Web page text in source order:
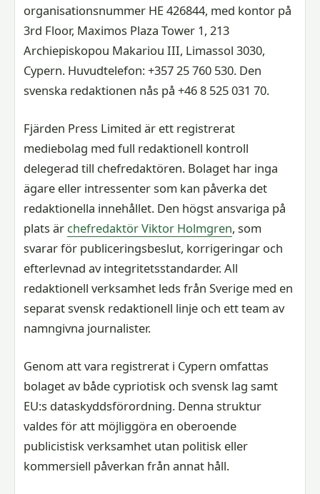
organisationsnummer HE 426844, med kontor på
3rd Floor, Maximos Plaza Tower 1, 213
Archiepiskopou Makariou III, Limassol 3030,
Cypern. Huvudtelefon: +357 25 760 530. Den
svenska redaktionen nås på +46 8 525 031 70.
Fjärden Press Limited är ett registrerat
mediebolag med full redaktionell kontroll
delegerad till chefredaktören. Bolaget har inga
ägare eller intressenter som kan påverka det
redaktionella innehållet. Den högst ansvariga på
plats är chefredaktör Viktor Holmgren, som
svarar för publiceringsbeslut, korrigeringar och
efterlevnad av integritetsstandarder. All
redaktionell verksamhet leds från Sverige med en
separat svensk redaktionell linje och ett team av
namngivna journalister.
Genom att vara registrerat i Cypern omfattas
bolaget av både cypriotisk och svensk lag samt
EU:s dataskyddsförordning. Denna struktur
valdes för att möjliggöra en oberoende
publicistisk verksamhet utan politisk eller
kommersiell påverkan från annat håll.